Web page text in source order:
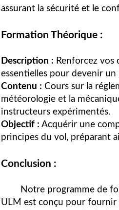
assurant la sécurité et le
Formation Théorique :
Description : Renforcez vos
essentielles pour devenir
Contenu : Cours sur la
météorologie et la
instructeurs expérimentés.
Objectif : Acquérir une
principes du vol, préparant
Conclusion :
Notre programme de
ULM est conçu pour fournir